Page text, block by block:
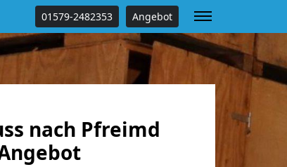
01579-2482353 Angebot
nach Pfreimd